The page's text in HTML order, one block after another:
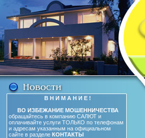
В Н И М А Н И Е !
ВО ИЗБЕЖАНИЕ МОШЕННИЧЕСТВА
обращайтесь в компанию САЛЮТ и
оплачивайте услуги ТОЛЬКО по телефонам
и адресам указанным на официальном
сайте в разделе КОНТАКТЫ